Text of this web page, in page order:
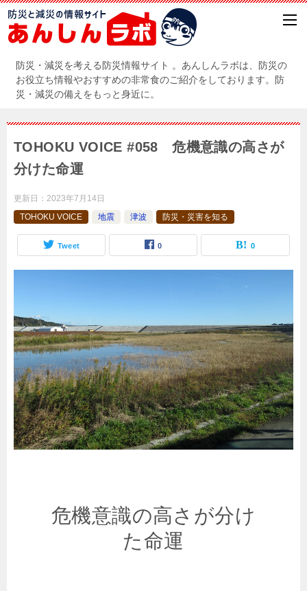
防災・減災を考える防災情報サイト 。あんしんラボは、防災の
お役立ち情報やおすすめの非常食のご紹介をしております。防
災・減災の備えをもっと身近に。
TOHOKU VOICE #058 危機意識の高さが
分けた命運
更新日： 2023年7月14日
TOHOKU VOICE
地震 津波 防災・災害を知る
Tweet 0 0
危機意識の高さが分け
た命運